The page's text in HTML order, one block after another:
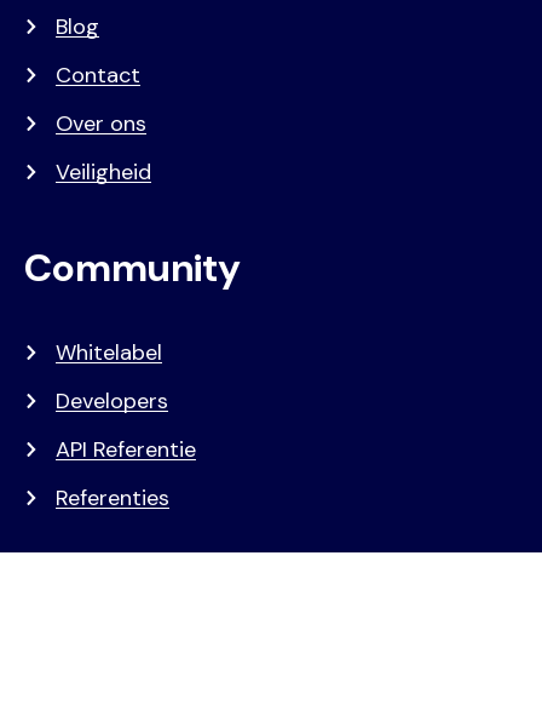
Blog
Contact
Over ons
Veiligheid
Community
Whitelabel
Developers
API Referentie
Referenties